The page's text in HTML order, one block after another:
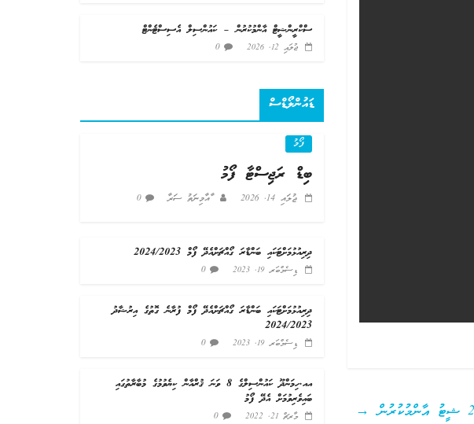
→
ސްކްރީންޝީޓް އާންމުކުރުން – ކައުންސިލް އެސިސްޓެންޓް
ޖުލައި 12, 2026 0
ޑައުންލޯޑްސް
ފޯމު
ބިޑް ރަޖިސްޓާ ފޯމު
ޖުލައި 14, 2026 ާއާމިނަތު ސަރާ 0
ދިރިއުޅުމަށްޓަކައި ބަންޑާރަ ގޯއްޗަށްއެދޭ ފޯމް 2024/2023
ޑިސެމްބަރ 19, 2023 0
ދިރިއުޅުމަށްޓަކައި ބަންޑާރަ ގޯއްޗަށްއެދޭ ފޯމް ފުރާނެ ގޮތުގެ އިރުޝާދު
2024/2023
ޑިސެމްބަރ 19, 2023 0
އއ.ހިމަންދޫ ކައުންސިލްގެ 8 ވަނަ ޤުރްއާން ކިޔެވުމުގެ މުބާރާތުގައި
ބައިވެރިވުމަށް އެދޭ ފޯމު
މާރޗް 21, 2022 0